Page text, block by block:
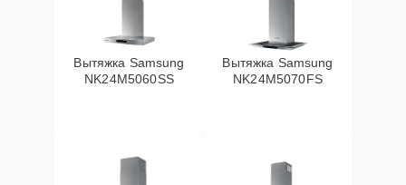
Вытяжка Samsung
NK24M5060SS
Вытяжка Samsung
NK24M5070FS